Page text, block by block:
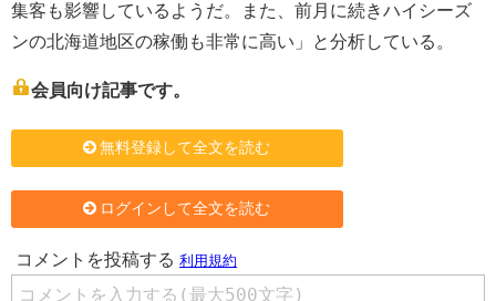
集客も影響しているようだ。また、前月に続きハイシーズ
ンの北海道地区の稼働も非常に高い」と分析している。
会員向け記事です。
無料登録して全文を読む
ログインして全文を読む